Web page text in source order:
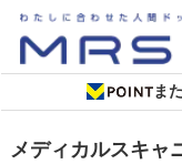
ま
メディカルスキ